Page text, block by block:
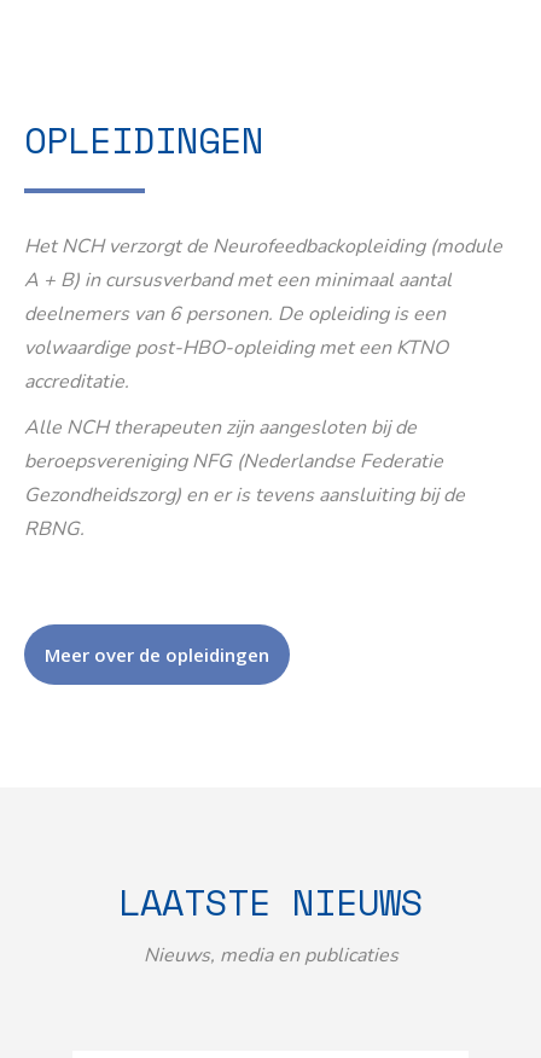
OPLEIDINGEN
Het NCH verzorgt de Neurofeedbackopleiding (module
A + B) in cursusverband met een minimaal aantal
deelnemers van 6 personen. De opleiding is een
volwaardige post-HBO-opleiding met een KTNO
accreditatie.
Alle NCH therapeuten zijn aangesloten bij de
beroepsvereniging NFG (Nederlandse Federatie
Gezondheidszorg) en er is tevens aansluiting bij de
RBNG.
Meer over de opleidingen
LAATSTE NIEUWS
Nieuws, media en publicaties